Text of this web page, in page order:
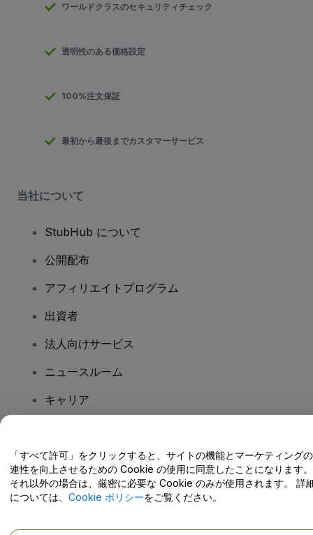
ワールドクラスのセキュリティチェック
透明性のある価格設定
100%注文保証
最初から最後までカスタマーサービス
当社について
StubHub について
公開配布
アフィリエイトプログラム
出資者
法人向けサービス
ニュースルーム
キャリア
ご質問はありますか?
ヘルプセンター / こちらまでご連絡下さい
「すべて許可」をクリックすると、サイトの機能とマーケティング
連性を向上させるための Cookie の使用に同意したことになります。
それ以外の場合は、厳密に必要な Cookie のみが使用されます。 詳
については、 Cookie ポリシーをご覧ください。